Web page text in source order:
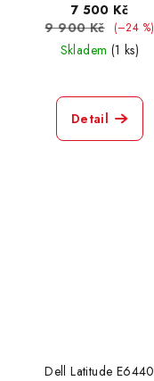
7 500 Kč
9 900 Kč
(–24 %)
Skladem (1 ks)
Detail
Dell Latitude E6440